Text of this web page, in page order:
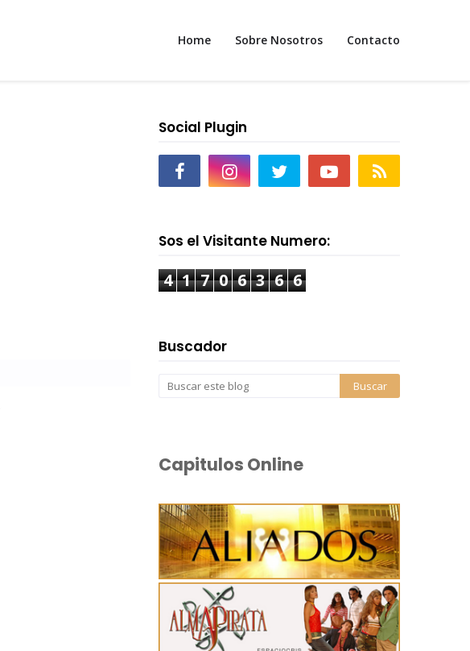
Home Sobre Nosotros Contacto
Social Plugin
Sos el Visitante Numero:
4 1 7 0 6 3 6 6
Buscador
Capitulos Online